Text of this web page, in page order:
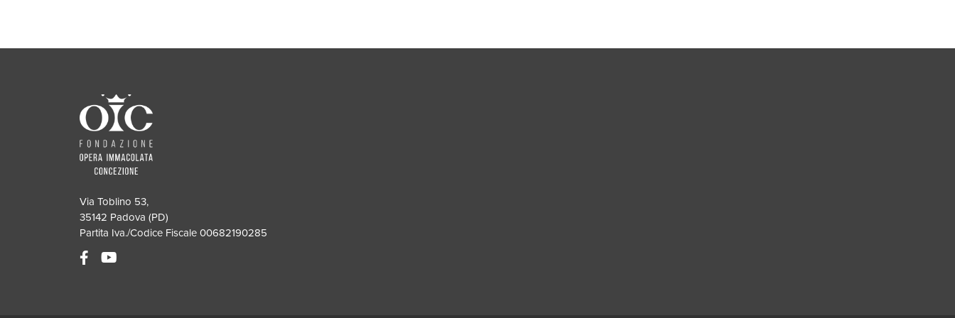
Via Toblino 53,
35142 Padova (PD)
Partita Iva./Codice Fiscale 00682190285